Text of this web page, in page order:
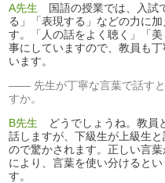
A先生 国語の授業では、入試
る」「表現する」などの力に
す。「人の話をよく聴く」「
事にしていますので、教員も
います。
先生が丁寧な言葉で話す
すか。
B先生 どうでしょうね。教員
話しますが、下級生が上級生
ので驚かされます。正しい言
により、言葉を使い分けると
す。